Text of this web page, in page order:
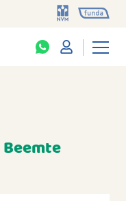
Beemte